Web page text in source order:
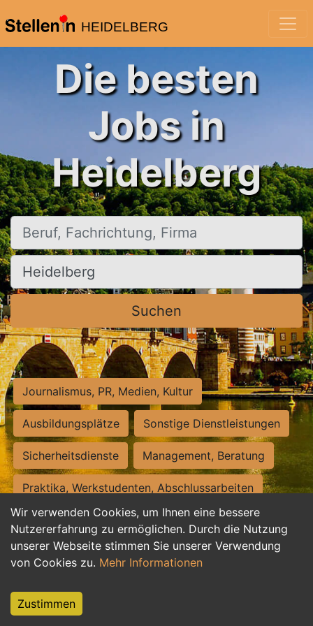
HEIDELBERG
Wir verwenden Cookies, um Ihnen eine bessere
Nutzererfahrung zu ermöglichen. Durch die Nutzung
unserer Webseite stimmen Sie unserer Verwendung
von Cookies zu. Mehr Informationen
Zustimmen
Die besten
Jobs in
Heidelberg
Beruf, Fachrichtung, Firma
Ort, Stadt
Suchen
Journalismus, PR, Medien, Kultur
Ausbildungsplätze Sonstige Dienstleistungen
Sicherheitsdienste Management, Beratung
Praktika, Werkstudenten, Abschlussarbeiten
Personalwesen Assistenz, Sekretariat
Hilfskräfte, Aushilfs- und Nebenjobs
Weiterbildung, Studium, duale Ausbildung